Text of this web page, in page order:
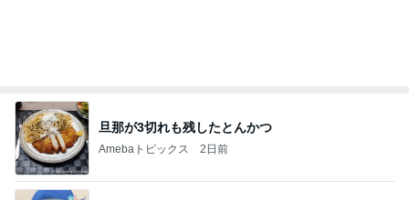
旦那が3切れも残したとんかつ
Amebaトピックス 2日前